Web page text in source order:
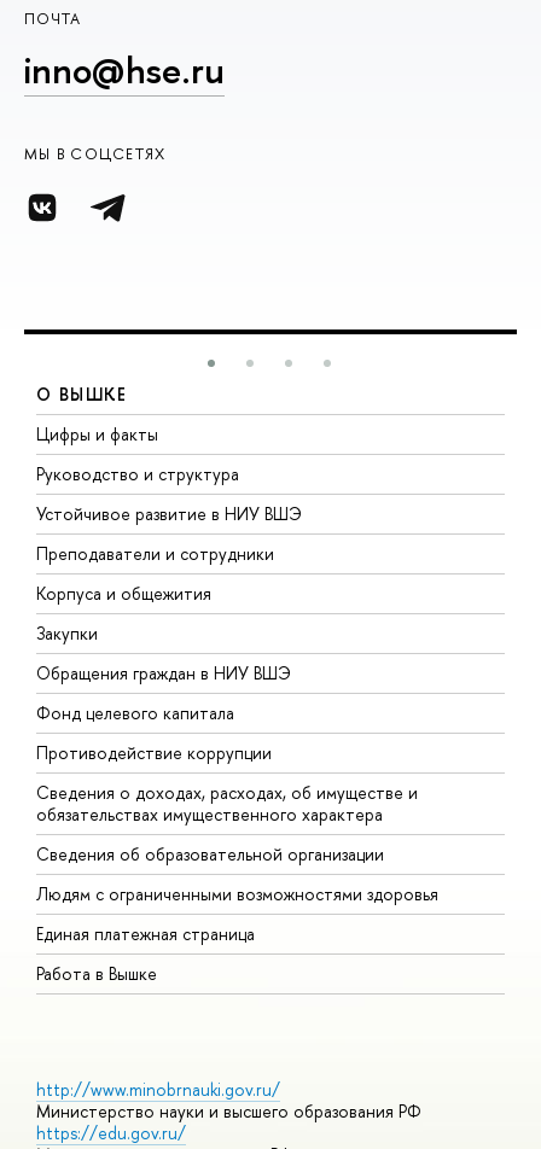
ПОЧТА
inno@hse.ru
МЫ В СОЦСЕТЯХ
О ВЫШКЕ
Цифры и факты
Руководство и структура
Устойчивое развитие в НИУ ВШЭ
Преподаватели и сотрудники
Корпуса и общежития
Закупки
Обращения граждан в НИУ ВШЭ
Фонд целевого капитала
Противодействие коррупции
Сведения о доходах, расходах, об имуществе и
обязательствах имущественного характера
Сведения об образовательной организации
Людям с ограниченными возможностями здоровья
Единая платежная страница
Работа в Вышке
http://www.minobrnauki.gov.ru/
Министерство науки и высшего образования РФ
https://edu.gov.ru/